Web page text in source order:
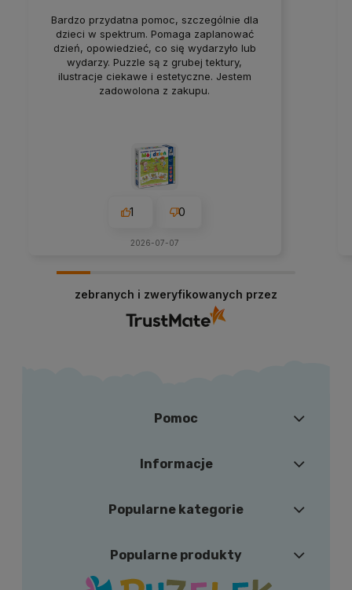
Bardzo przydatna pomoc, szczególnie dla
dzieci w spektrum. Pomaga zaplanować
dzień, opowiedzieć, co się wydarzyło lub
wydarzy. Puzzle są z grubej tektury,
ilustracje ciekawe i estetyczne. Jestem
zadowolona z zakupu.
1 0
2026-07-07
zebranych i zweryfikowanych przez
Pomoc
Informacje
Popularne kategorie
Popularne produkty